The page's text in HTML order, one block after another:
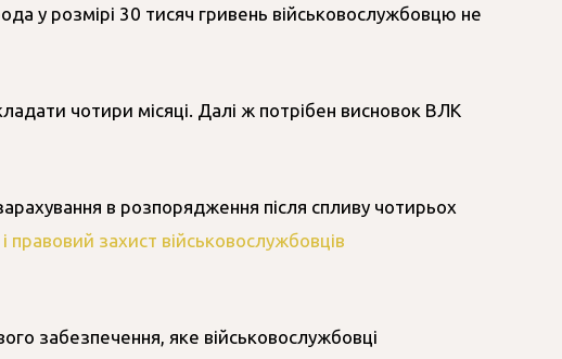
у розмірі 30 тисяч гривень військовослужбовцю не
чотири місяці. Далі ж потрібен висновок ВЛК
в розпорядження після спливу чотирьох
правовий захист військовослужбовців
забезпечення, яке військовослужбовці